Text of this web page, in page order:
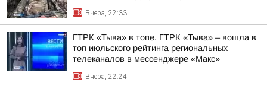
Вчера, 22:33
ГТРК «Тыва» в топе. ГТРК «Тыва» – вошла в
топ июльского рейтинга региональных
телеканалов в мессенджере «Макс»
Вчера, 22:24